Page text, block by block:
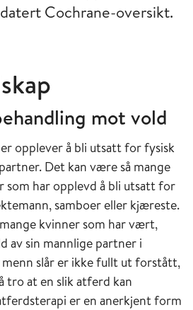
Cochrane-oversikt.
mot vold
opplever å bli utsatt for fysisk
Det kan være så mange
som har opplevd å bli utsatt for
samboer eller kjæreste.
kvinner som har vært,
av sin mannlige partner i
slår er ikke fullt ut forstått,
tro at en slik atferd kan
er en anerkjent form